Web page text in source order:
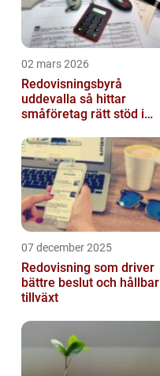
02 mars 2026
Redovisningsbyrå
uddevalla så hittar
småföretag rätt stöd i
07 december 2025
Redovisning som driver
bättre beslut och hållbar
tillväxt